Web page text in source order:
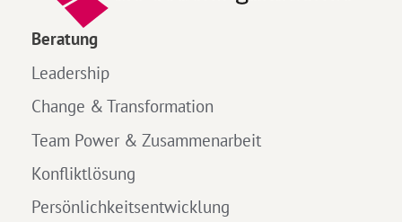
Beratung
Leadership
Change & Transformation
Team Power & Zusammenarbeit
Konfliktlösung
Persönlichkeitsentwicklung